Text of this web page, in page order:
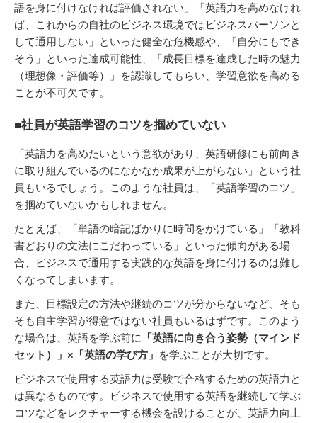
語を身に付けなければ評価されない」「英語力を高めなけれ
ば、これからの自社のビジネス環境ではビジネスパーソンと
して通用しない」といった健全な危機感や、「自分にもでき
そう」といった達成可能性、「成長目標を達成した時の魅力
（理想像・評価等）」を認識してもらい、学習意欲を高める
ことが不可欠です。
■社員が英語学習のコツを掴めていない
「英語力を高めたいという意欲があり、英語研修にも前向き
に取り組んでいるのになかなか成果が上がらない」という社
員もいるでしょう。このような社員は、「英語学習のコツ」
を掴めていないかもしれません。
たとえば、「単語の暗記ばかりに時間をかけている」「教科
書どおりの文法にこだわっている」といった傾向がある場
合、ビジネスで通用する実践的な英語を身に付けるのは難し
くなってしまいます。
また、目標設定の方法や継続のコツが分からないなど、そも
そも自主学習が得意ではない社員もいるはずです。このよう
な場合は、英語を学ぶ前に
「英語に向き合う姿勢（マインド
セット）」×「英語の学び方」 を学ぶことが大切です。
ビジネスで使用する英語力は受験で合格するための英語力と
は異なるものです。ビジネスで使用する英語を継続して学ぶ
コツなどをレクチャーする機会を設けることが、英語力向上